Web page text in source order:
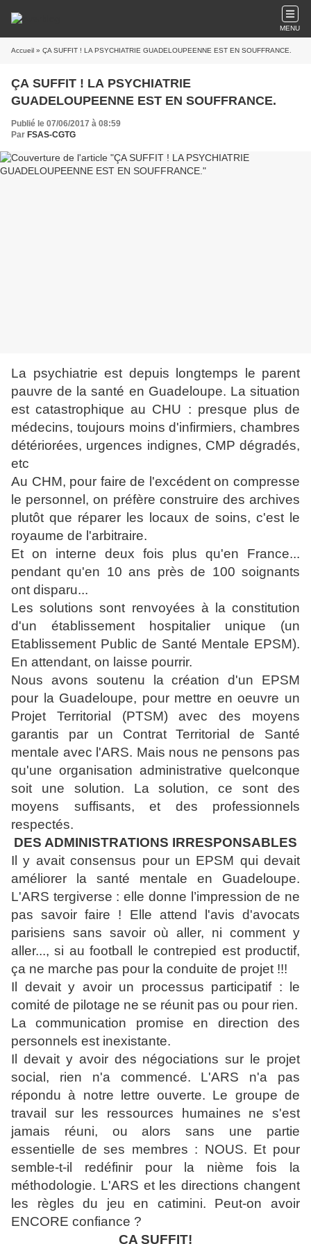
MENU
Accueil » ÇA SUFFIT ! LA PSYCHIATRIE GUADELOUPEENNE EST EN SOUFFRANCE.
ÇA SUFFIT ! LA PSYCHIATRIE
GUADELOUPEENNE EST EN SOUFFRANCE.
Publié le 07/06/2017 à 08:59
Par FSAS-CGTG
La psychiatrie est depuis longtemps le parent
pauvre de la santé en Guadeloupe. La situation
est catastrophique au CHU : presque plus de
médecins, toujours moins d'infirmiers, chambres
détériorées, urgences indignes, CMP dégradés,
etc
Au CHM, pour faire de l'excédent on compresse
le personnel, on préfère construire des archives
plutôt que réparer les locaux de soins, c'est le
royaume de l'arbitraire.
Et on interne deux fois plus qu'en France...
pendant qu'en 10 ans près de 100 soignants
ont disparu...
Les solutions sont renvoyées à la constitution
d'un établissement hospitalier unique (un
Etablissement Public de Santé Mentale EPSM).
En attendant, on laisse pourrir.
Nous avons soutenu la création d'un EPSM
pour la Guadeloupe, pour mettre en oeuvre un
Projet Territorial (PTSM) avec des moyens
garantis par un Contrat Territorial de Santé
mentale avec l'ARS. Mais nous ne pensons pas
qu'une organisation administrative quelconque
soit une solution. La solution, ce sont des
moyens suffisants, et des professionnels
respectés.
DES ADMINISTRATIONS IRRESPONSABLES
Il y avait consensus pour un EPSM qui devait
améliorer la santé mentale en Guadeloupe.
L'ARS tergiverse : elle donne l’impression de ne
pas savoir faire ! Elle attend l'avis d'avocats
parisiens sans savoir où aller, ni comment y
aller..., si au football le contrepied est productif,
ça ne marche pas pour la conduite de projet !!!
Il devait y avoir un processus participatif : le
comité de pilotage ne se réunit pas ou pour rien.
La communication promise en direction des
personnels est inexistante.
Il devait y avoir des négociations sur le projet
social, rien n'a commencé. L'ARS n'a pas
répondu à notre lettre ouverte. Le groupe de
travail sur les ressources humaines ne s'est
jamais réuni, ou alors sans une partie
essentielle de ses membres : NOUS. Et pour
semble-t-il redéfinir pour la nième fois la
méthodologie. L'ARS et les directions changent
les règles du jeu en catimini. Peut-on avoir
ENCORE confiance ?
ÇA SUFFIT!